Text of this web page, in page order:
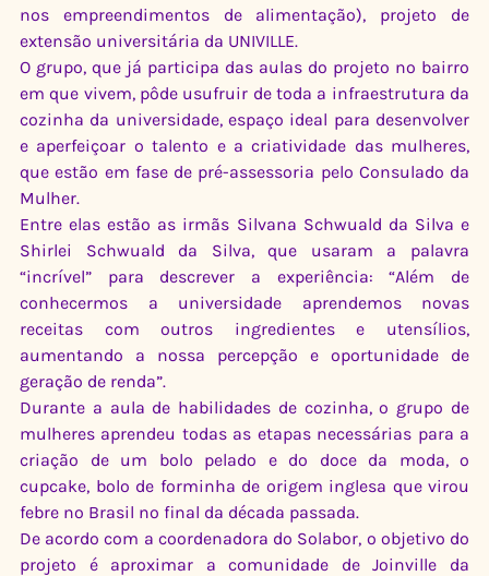
nos empreendimentos de alimentação), projeto de
extensão universitária da UNIVILLE.
O grupo, que já participa das aulas do projeto no bairro
em que vivem, pôde usufruir de toda a infraestrutura da
cozinha da universidade, espaço ideal para desenvolver
e aperfeiçoar o talento e a criatividade das mulheres,
que estão em fase de pré-assessoria pelo Consulado da
Mulher.
Entre elas estão as irmãs Silvana Schwuald da Silva e
Shirlei Schwuald da Silva, que usaram a palavra
“incrível” para descrever a experiência: “Além de
conhecermos a universidade aprendemos novas
receitas com outros ingredientes e utensílios,
aumentando a nossa percepção e oportunidade de
geração de renda”.
Durante a aula de habilidades de cozinha, o grupo de
mulheres aprendeu todas as etapas necessárias para a
criação de um bolo pelado e do doce da moda, o
cupcake, bolo de forminha de origem inglesa que virou
febre no Brasil no final da década passada.
De acordo com a coordenadora do Solabor, o objetivo do
projeto é aproximar a comunidade de Joinville da